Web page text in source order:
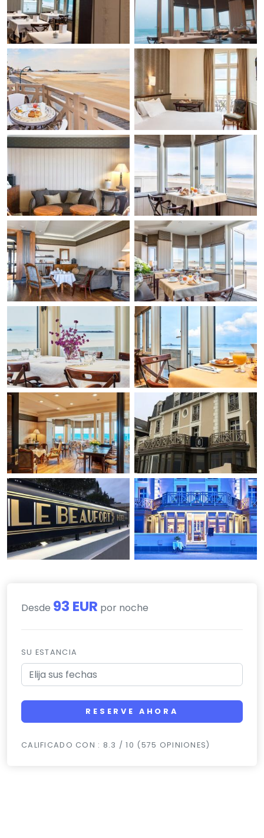
Desde 93 EUR por noche
SU ESTANCIA
RESERVE AHORA
CALIFICADO CON : 8.3 / 10 (575 OPINIONES)